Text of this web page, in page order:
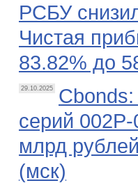
РСБУ
Чистая
83.82% до
29.10.2025
серий
млрд
(мск)